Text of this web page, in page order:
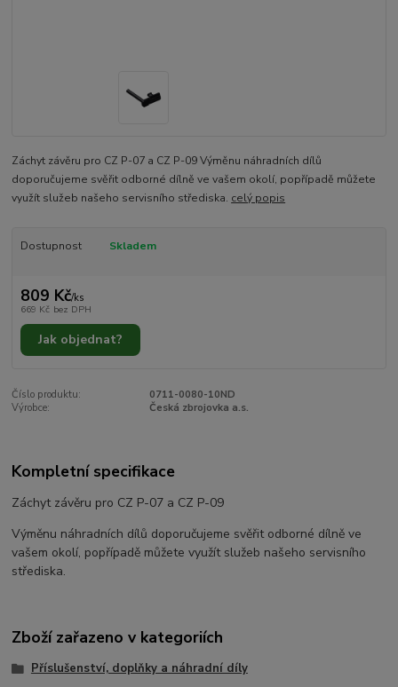
Záchyt závěru pro CZ P-07 a CZ P-09 Výměnu náhradních dílů
doporučujeme svěřit odborné dílně ve vašem okolí, popřípadě můžete
využít služeb našeho servisního střediska. celý popis
Dostupnost Skladem
809 Kč/ks
669 Kč bez DPH
Jak objednat?
Číslo produktu:
0711-0080-10ND
Výrobce:
Česká zbrojovka a.s.
Kompletní specifikace
Záchyt závěru pro CZ P-07 a CZ P-09
Výměnu náhradních dílů doporučujeme svěřit odborné dílně ve
vašem okolí, popřípadě můžete využít služeb našeho servisního
střediska.
Zboží zařazeno v kategoriích
Příslušenství, doplňky a náhradní díly